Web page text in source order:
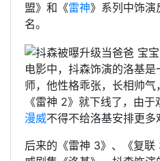
盟》和《雷神》系列中饰
名。
电影中，抖森饰演的洛基
师，他性格乖张，长相帅
《雷神 2》就下线了，由
漫威不得不给洛基安排更多
后来的《雷神 3》、《复